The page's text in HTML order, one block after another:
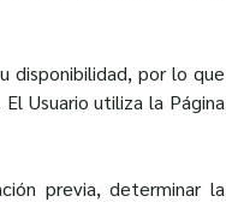
disponibilidad, por lo que
Usuario utiliza la Página
previa, determinar la